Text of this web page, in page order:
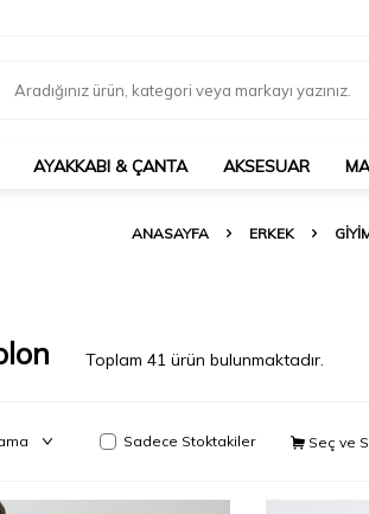
AYAKKABI & ÇANTA AKSESUAR
ANASAYFA ERKEK
Toplam 41 ürün bulunmaktadır.
Sadece Stoktakiler Seç ve